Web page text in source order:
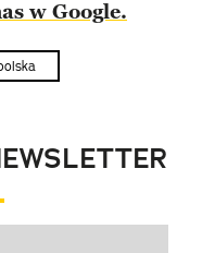
w Google.